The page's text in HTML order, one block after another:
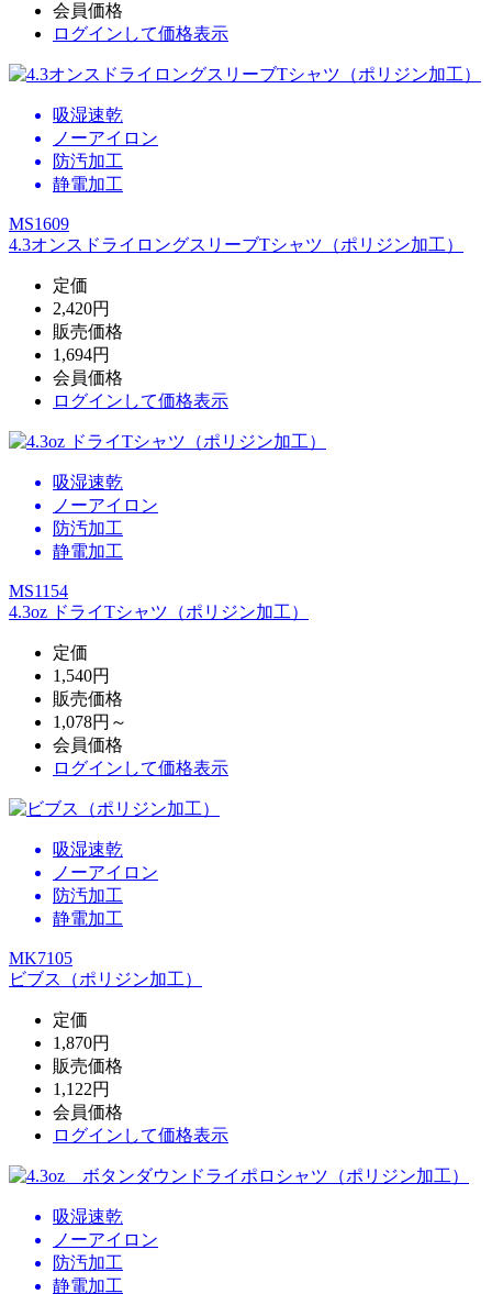
会員価格
ログイン して価格表示
吸湿速乾
ノーアイロン
防汚加工
静電加工
MS1609
4.3オンスドライロングスリーブTシャツ（ポリジン加工）
定価
2,420円
販売価格
1,694円
会員価格
ログイン して価格表示
吸湿速乾
ノーアイロン
防汚加工
静電加工
MS1154
4.3oz ドライTシャツ（ポリジン加工）
定価
1,540円
販売価格
1,078円～
会員価格
ログイン して価格表示
吸湿速乾
ノーアイロン
防汚加工
静電加工
MK7105
ビブス（ポリジン加工）
定価
1,870円
販売価格
1,122円
会員価格
ログイン して価格表示
吸湿速乾
ノーアイロン
防汚加工
静電加工